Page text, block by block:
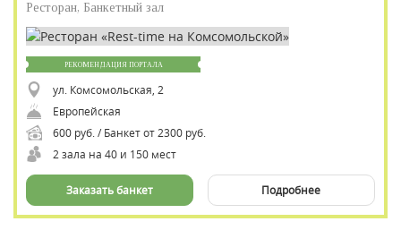
Ресторан, Банкетный зал
РЕКОМЕНДАЦИЯ ПОРТАЛА
ул. Комсомольская, 2
Европейская
600 руб. / Банкет от 2300 руб.
2 зала на 40 и 150 мест
Подробнее
Заказать банкет